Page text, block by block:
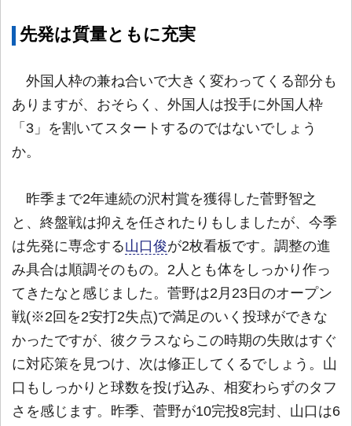
先発は質量ともに充実
外国人枠の兼ね合いで大きく変わってくる部分も
ありますが、おそらく、外国人は投手に外国人枠
「3」を割いてスタートするのではないでしょう
か。
昨季まで2年連続の沢村賞を獲得した菅野智之
と、終盤戦は抑えを任されたりもしましたが、今季
は先発に専念する山口俊が2枚看板です。調整の進
み具合は順調そのもの。2人とも体をしっかり作っ
てきたなと感じました。菅野は2月23日のオープン
戦(※2回を2安打2失点)で満足のいく投球ができな
かったですが、彼クラスならこの時期の失敗はすぐ
に対応策を見つけ、次は修正してくるでしょう。山
口もしっかりと球数を投げ込み、相変わらずのタフ
さを感じます。昨季、菅野が10完投8完封、山口は6